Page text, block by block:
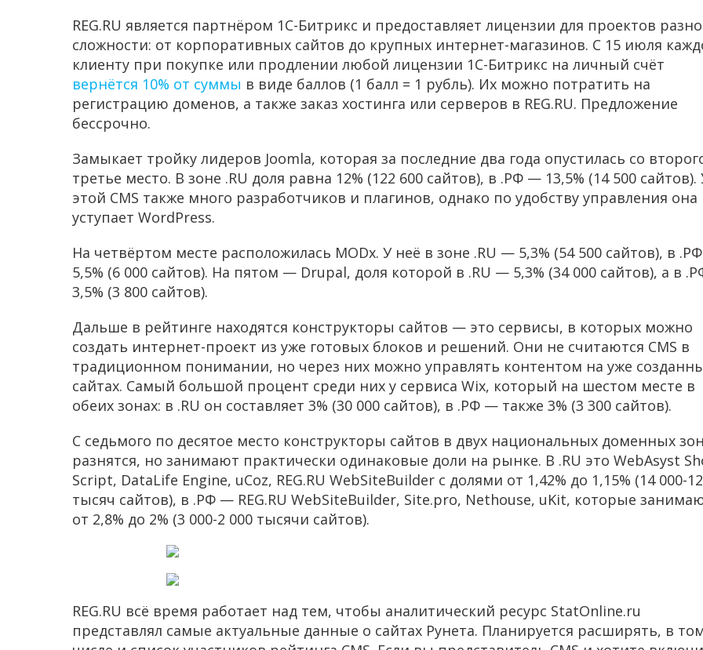
REG.RU является партнёром 1С-Битрикс и предоставляет лицензии для проектов
сложности: от корпоративных сайтов до крупных интернет-магазинов. С 15 июля
клиенту при покупке или продлении любой лицензии 1С-Битрикс на личный счёт
вернётся 10% от суммы в виде баллов (1 балл = 1 рубль). Их можно потратить на
регистрацию доменов, а также заказ хостинга или серверов в REG.RU. Предложение
бессрочно.
Замыкает тройку лидеров Joomla, которая за последние два года опустилась со
третье место. В зоне .RU доля равна 12% (122 600 сайтов), в .РФ — 13,5% (14 500 сайтов).
этой CMS также много разработчиков и плагинов, однако по удобству управления она
уступает WordPress.
На четвёртом месте расположилась MODx. У неё в зоне .RU — 5,3% (54 500 сайтов), в
5,5% (6 000 сайтов). На пятом — Drupal, доля которой в .RU — 5,3% (34 000 сайтов), а в
3,5% (3 800 сайтов).
Дальше в рейтинге находятся конструкторы сайтов — это сервисы, в которых можно
создать интернет-проект из уже готовых блоков и решений. Они не считаются CMS в
традиционном понимании, но через них можно управлять контентом на уже
сайтах. Самый большой процент среди них у сервиса Wix, который на шестом месте в
обеих зонах: в .RU он составляет 3% (30 000 сайтов), в .РФ — также 3% (3 300 сайтов).
С седьмого по десятое место конструкторы сайтов в двух национальных доменных
разнятся, но занимают практически одинаковые доли на рынке. В .RU это WebAsyst
Script, DataLife Engine, uCoz, REG.RU WebSiteBuilder с долями от 1,42% до 1,15% (14 000-
тысяч сайтов), в .РФ — REG.RU WebSiteBuilder, Site.pro, Nethouse, uKit, которые
от 2,8% до 2% (3 000-2 000 тысячи сайтов).
REG.RU всё время работает над тем, чтобы аналитический ресурс StatOnline.ru
представлял самые актуальные данные о сайтах Рунета. Планируется расширять, в